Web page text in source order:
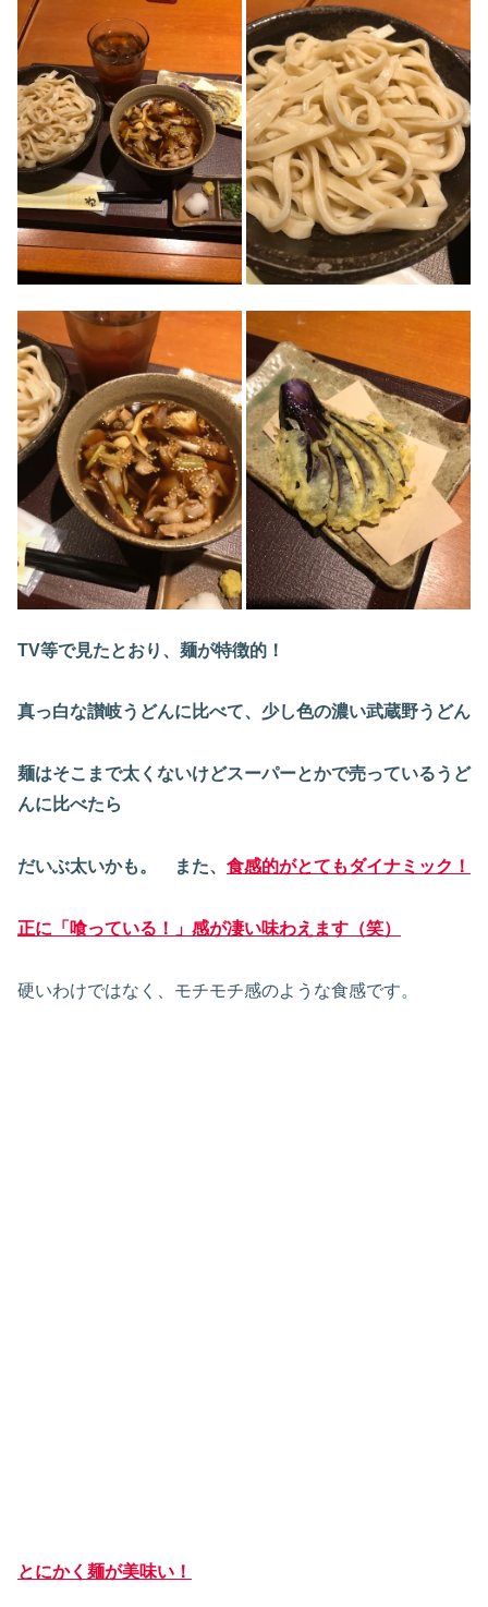
TV等で見たとおり、麺が特徴的！
真っ白な讃岐うどんに比べて、少し色の濃い武蔵野うどん
麺はそこまで太くないけどスーパーとかで売っているうど
んに比べたら
だいぶ太いかも。 また、 食感的がとてもダイナミック！
正に「喰っている！」感が凄い味わえます（笑）
硬いわけではなく、モチモチ感のような食感です。
とにかく麺が美味い！